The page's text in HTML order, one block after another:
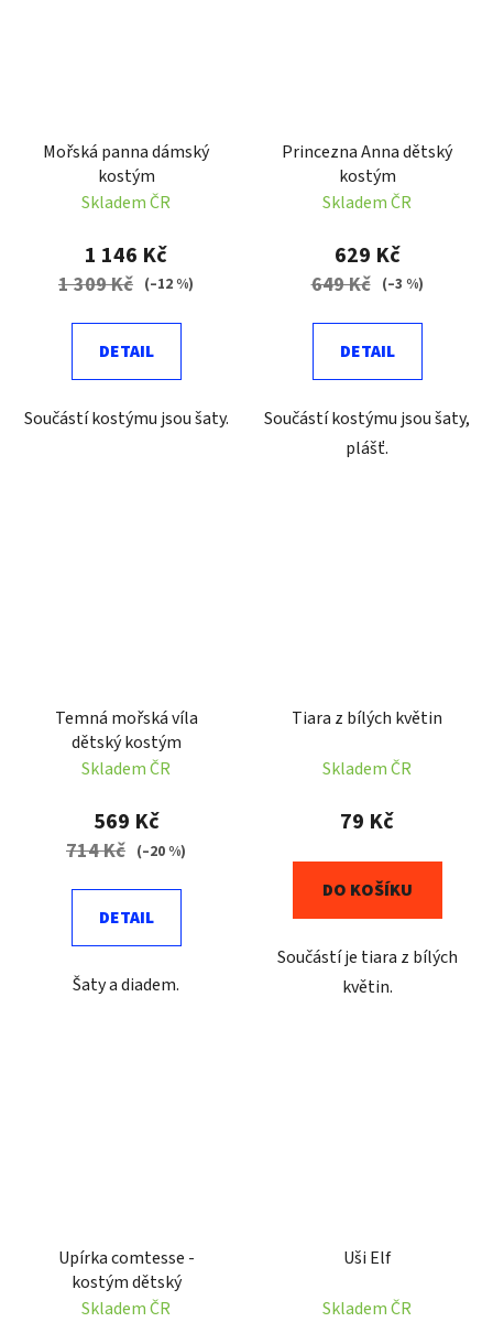
Mořská panna dámský
kostým
Skladem ČR
1 146 Kč
1 309 Kč (–12 %)
DETAIL
Součástí kostýmu jsou šaty.
Princezna Anna dětský
kostým
Skladem ČR
629 Kč
649 Kč (–3 %)
DETAIL
Součástí kostýmu jsou šaty,
plášť.
Temná mořská víla
dětský kostým
Skladem ČR
569 Kč
714 Kč (–20 %)
DETAIL
Šaty a diadem.
Tiara z bílých květin
Skladem ČR
79 Kč
DO KOŠÍKU
Součástí je tiara z bílých
květin.
Upírka comtesse -
kostým dětský
Skladem ČR
Uši Elf
Skladem ČR